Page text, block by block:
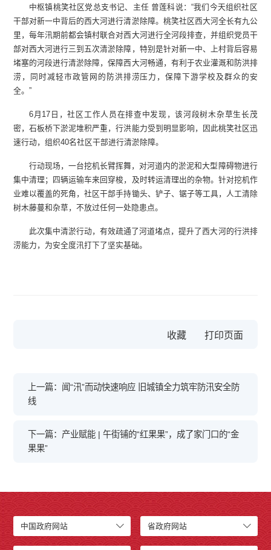
中枢镇桃笑社区党总支书记、主任 曾莲科说：“我们今天组织社区
干部对新一中背后的西大河进行清淤除障。桃笑社区西大河全长有九公
里，每年汛期前都会镇村联合对西大河进行全河段排查，并组织党员干
部对西大河进行三到五次清淤除障，特别是针对新一中、上村背后容易
堵塞的河段进行清淤除障，保障西大河畅通，有利于农业灌溉和防洪排
涝，同时减轻市政管网的防洪排涝压力，保障下游学校及群众的安
全。”
6月17日，社区工作人员在排查中发现，该河段树木杂草生长茂
密，石板桥下淤泥堆积严重，行洪能力受到明显影响，因此桃笑社区迅
速行动，组织40名社区干部进行清淤除障。
行动现场，一台挖机长臂挥舞，对河道内的淤泥和大型障碍物进行
集中清理；四辆运输车来回穿梭，及时转运清理出的杂物。针对挖机作
业难以覆盖的死角，社区干部手持锄头、铲子、锯子等工具，人工清除
树木藤蔓和杂草，不放过任何一处隐患点。
此次集中清淤行动，有效疏通了河道堵点，提升了西大河的行洪排
涝能力，为安全度汛打下了坚实基础。
收藏
上一篇：闻“汛”而动快速响应 旧城镇全力筑牢防汛安全防
线
下一篇：产业赋能 | 午街铺的“红果果”，成了家门口的“金
果果”
中国政府网站 省政府网站